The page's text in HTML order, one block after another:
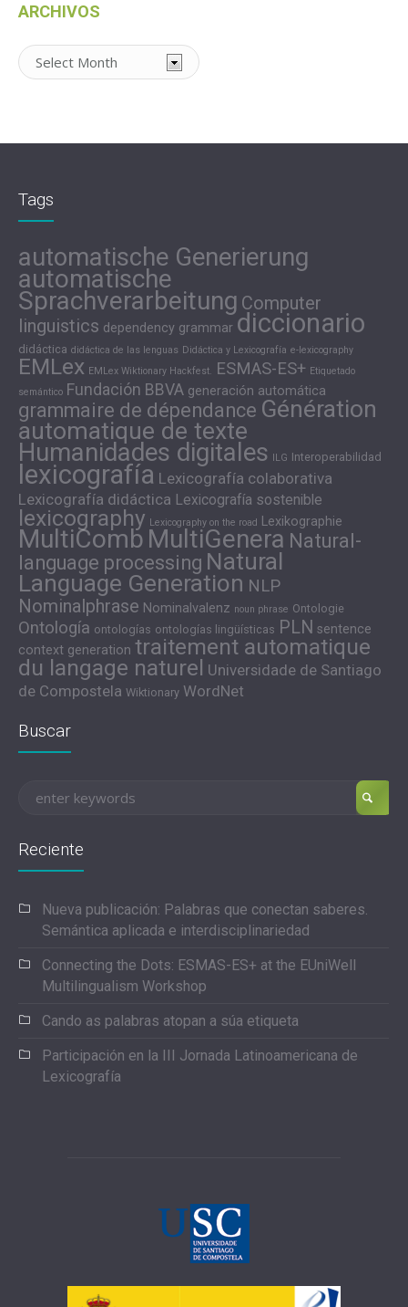
ARCHIVOS
Archivos
Tags
automatische Generierung
automatische
Sprachverarbeitung Computer
linguistics dependency grammar diccionario
didáctica didáctica de las lenguas Didáctica y Lexicografía e-lexicography
EMLex EMLex Wiktionary Hackfest. ESMAS-ES+ Etiquetado
semántico Fundación BBVA generación automática
grammaire de dépendance Génération
automatique de texte
Humanidades digitales ILG Interoperabilidad
lexicografía Lexicografía colaborativa
Lexicografía didáctica Lexicografía sostenible
lexicography Lexicography on the road Lexikographie
MultiComb MultiGenera Natural-
language processing Natural
Language Generation NLP
Nominalphrase Nominalvalenz noun phrase Ontologie
Ontología ontologías ontologías lingüísticas PLN sentence
context generation traitement automatique
du langage naturel Universidade de Santiago
de Compostela Wiktionary WordNet
Buscar
Reciente
Nueva publicación: Palabras que conectan saberes.
Semántica aplicada e interdisciplinariedad
Connecting the Dots: ESMAS-ES+ at the EUniWell
Multilingualism Workshop
Cando as palabras atopan a súa etiqueta
Participación en la III Jornada Latinoamericana de
Lexicografía